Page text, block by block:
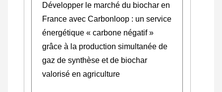
Développer le marché du biochar en
France avec Carbonloop : un service
énergétique « carbone négatif »
grâce à la production simultanée de
gaz de synthèse et de biochar
valorisé en agriculture